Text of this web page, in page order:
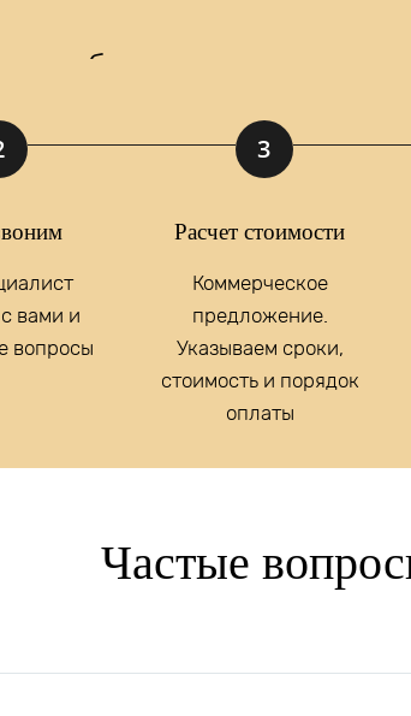
подберем для вас
вы принимаете и даете Согласие на
освещение?
вами и
вопросы
3
Расчет стоимости
Коммерческое
предложение.
Указываем сроки,
стоимость и порядок
оплаты
Частые